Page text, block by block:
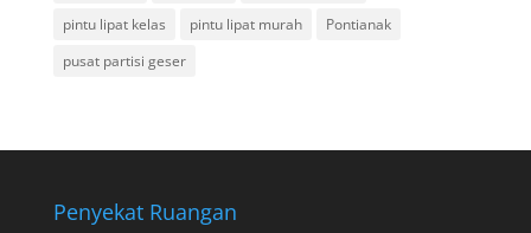
pintu lipat kelas
pintu lipat murah
Pontianak
pusat partisi geser
Penyekat Ruangan